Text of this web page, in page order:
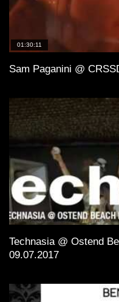
01:30:11
Sam Paganini @
Technasia @ Ostend
09.07.2017